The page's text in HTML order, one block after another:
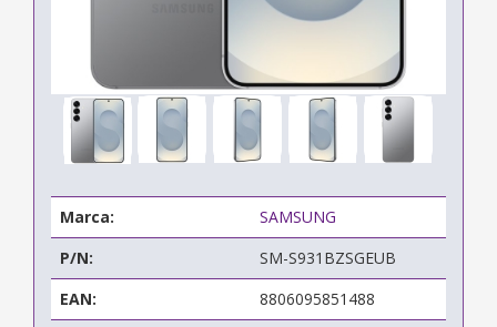
Marca:
SAMSUNG
P/N:
SM-S931BZSGEUB
EAN:
8806095851488